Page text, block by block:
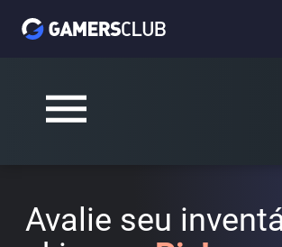
Avalie seu